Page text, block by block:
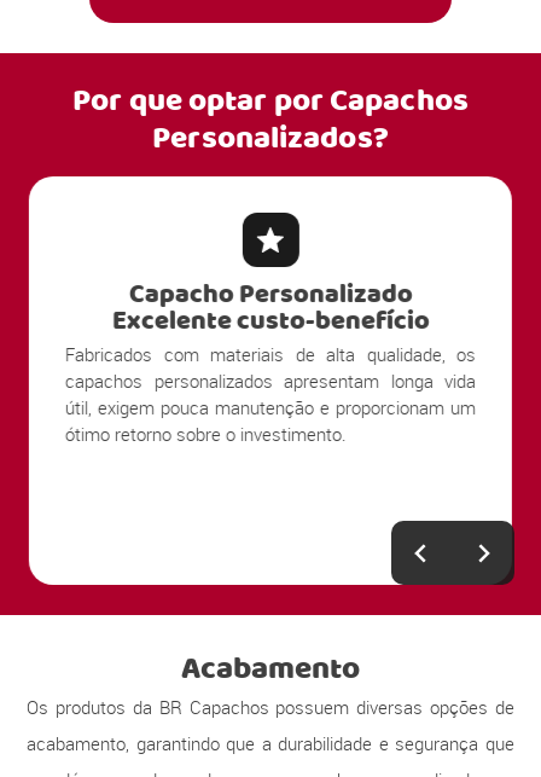
Por que optar porCapachos
Personalizados?
Capacho Personalizado
Excelente custo-benefício
Fabricados com materiais de alta qualidade, os
capachos personalizados apresentam longa vida
útil, exigem pouca manutenção e proporcionam um
ótimo retorno sobre o investimento.
Acabamento
Os produtos da BR Capachos possuem diversas opções de
acabamento, garantindo que a durabilidade e segurança que